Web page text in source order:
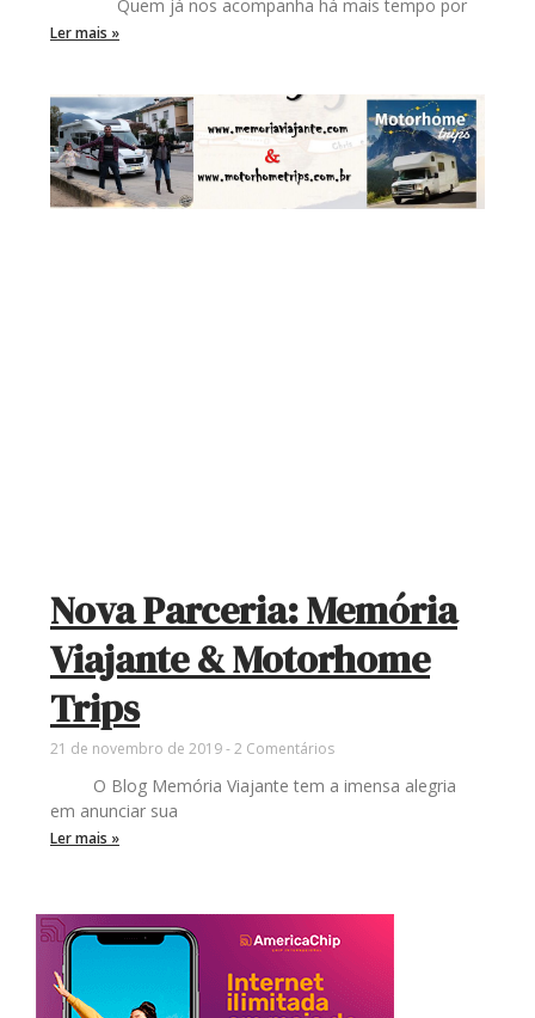
Quem já nos acompanha há mais tempo por
Ler mais »
Nova Parceria: Memória
Viajante & Motorhome
Trips
21 de novembro de 2019 2 Comentários
O Blog Memória Viajante tem a imensa alegria
em anunciar sua
Ler mais »